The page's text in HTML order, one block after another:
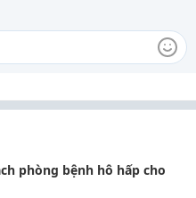
phòng bệnh hô hấp cho